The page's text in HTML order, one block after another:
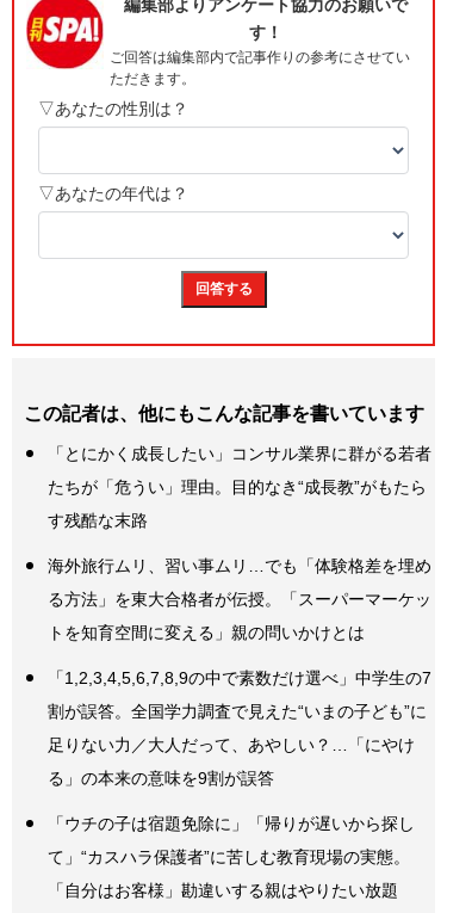
この記者は、他にもこんな記事を書いています
「とにかく成長したい」コンサル業界に群がる若者
たちが「危うい」理由。目的なき“成長教”がもたら
す残酷な末路
海外旅行ムリ、習い事ムリ…でも「体験格差を埋め
る方法」を東大合格者が伝授。「スーパーマーケッ
トを知育空間に変える」親の問いかけとは
「1,2,3,4,5,6,7,8,9の中で素数だけ選べ」中学生の7
割が誤答。全国学力調査で見えた“いまの子ども”に
足りない力／大人だって、あやしい？…「にやけ
る」の本来の意味を9割が誤答
「ウチの子は宿題免除に」「帰りが遅いから探し
て」“カスハラ保護者”に苦しむ教育現場の実態。
「自分はお客様」勘違いする親はやりたい放題